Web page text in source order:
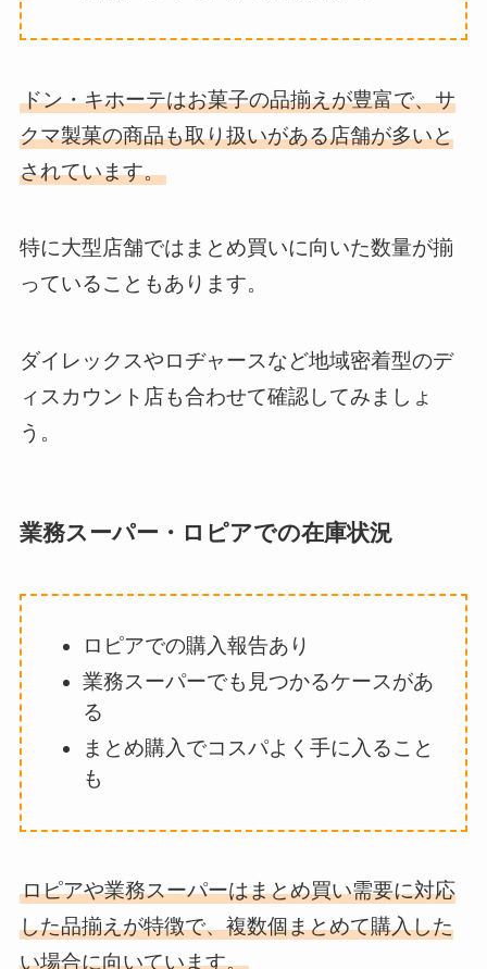
ドン・キホーテはお菓子の品揃えが豊富で、サ
クマ製菓の商品も取り扱いがある店舗が多いと
されています。
特に大型店舗ではまとめ買いに向いた数量が揃
っていることもあります。
ダイレックスやロヂャースなど地域密着型のデ
ィスカウント店も合わせて確認してみましょ
う。
業務スーパー・ロピアでの在庫状況
ロピアでの購入報告あり
業務スーパーでも見つかるケースがあ
る
まとめ購入でコスパよく手に入ること
も
ロピアや業務スーパーはまとめ買い需要に対応
した品揃えが特徴で、複数個まとめて購入した
い場合に向いています。